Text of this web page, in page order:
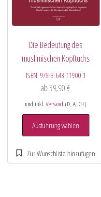
Die Bedeutung des
muslimischen Kopftuchs
ISBN:978-3-643-11900-1
ab39,90€
und inkl.Versand (D, A, CH)
Ausführung wählen